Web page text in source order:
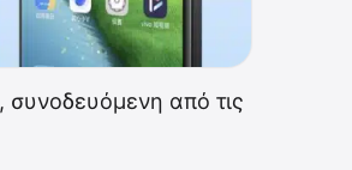
από τις